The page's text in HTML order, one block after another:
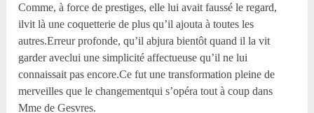
Comme, à force de prestiges, elle lui avait faussé le regard,
ilvit là une coquetterie de plus qu’il ajouta à toutes les
autres.Erreur profonde, qu’il abjura bientôt quand il la vit
garder aveclui une simplicité affectueuse qu’il ne lui
connaissait pas encore.Ce fut une transformation pleine de
merveilles que le changementqui s’opéra tout à coup dans
Mme de Gesvres.